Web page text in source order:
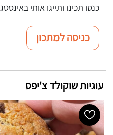
כנסו תכינו ותייגו אותי
כניסה למתכון
עוגיות שוקולד צ'יפס